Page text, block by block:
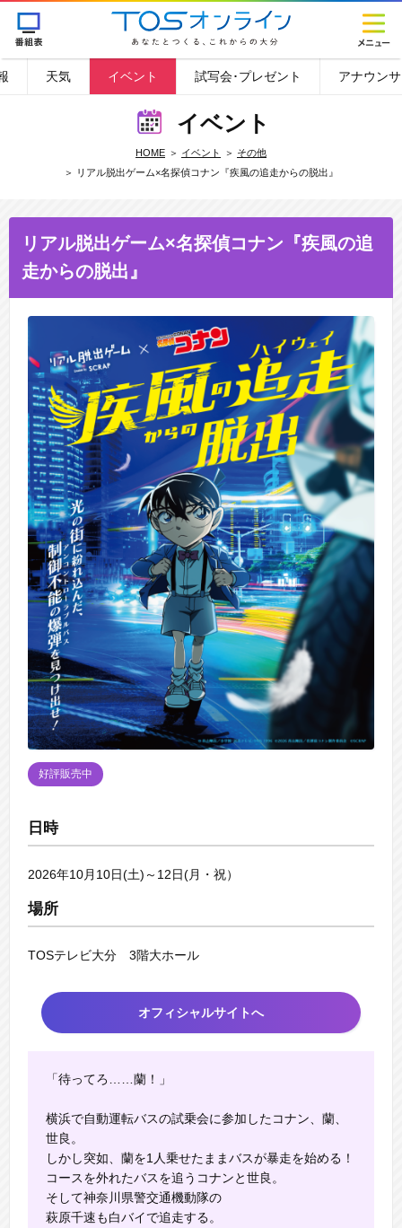
天気 イベント 試写会･プレゼント アナウン
イベント
HOME イベント
その他
リアル脱出ゲーム×名探偵コナン『疾風の追走からの脱出』
リアル脱出ゲーム×名探偵コナン『疾風の追
走からの脱出』
好評販売中
日時
2026年10月10日(土)～12日(月・祝）
場所
TOSテレビ大分 3階大ホール
オフィシャルサイトへ
「待ってろ……蘭！」
横浜で自動運転バスの試乗会に参加したコナン、蘭、
世良。
しかし突如、蘭を1人乗せたままバスが暴走を始める！
コースを外れたバスを追うコナンと世良。
そして神奈川県警交通機動隊の
萩原千速も白バイで追走する。